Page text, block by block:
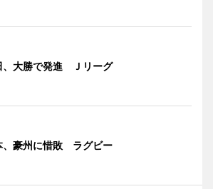
、大勝で発進 Ｊリーグ
、豪州に惜敗 ラグビー